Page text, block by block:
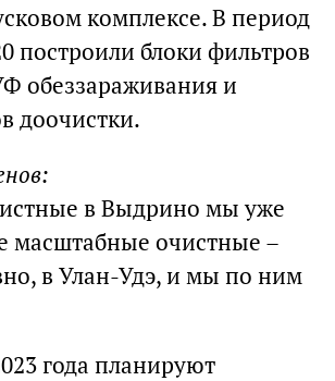
комплексе. В период
построили блоки фильтров
обеззараживания и
доочистки.
в Выдрино мы уже
масштабные очистные –
в Улан-Удэ, и мы по ним
года планируют